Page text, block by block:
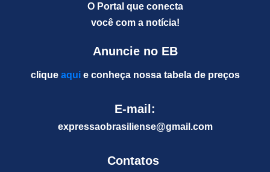
O Portal que conecta
você com a notícia!
Anuncie no EB
clique aquie conheça nossa tabela de preços
E-mail:
expressaobrasiliense@gmail.com
Contatos